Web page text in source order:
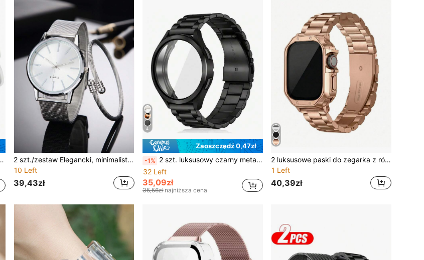
2 szt./zestaw Elegancki, minimalistyczny damski zegarek z pasującą skręconą srebrną bransoletą, modny srebrny damski zegarek kwarcowy z prostą tarczą, luksusowy zegarek na co dzień z siateczkowym paskiem, szykowny damski zegarek kwarcowy do noszenia na co dzień, uniwersalny srebrny zegarek na rękę i bransoleta, nowoczesny, elegancki damski zegarek kwarcowy
10 Left
39,43zł
4
Zaoszczędź 0,47zł
-1% 2 szt. luksusowy czarny metalowy pasek z łańcuszka ze stali nierdzewnej i twarda obudowa PC, wbudowana hartowana szklana ochrona ekranu, kompatybilny z Galaxy Watch 7/6/5/4 (40mm/44mm)
32 Left
35,09zł
35,56zł najniższa cena
2 luksusowe paski do zegarka z różowego złota z 3 koralikami i etui ochronne z TPU, kompatybilne z 38 mm, 40 mm, 41 mm, 42 mm, 44 mm, 45 mm i 49 mm, kompatybilne z Series 9/8/7/SE/3/6/5/4/3/2/1/Ultra/3/2/1, modny pasek do smartwatcha, pasek zamienny do noszenia w pracy i na co dzień, akcesoria do zegarków, prezent świąteczny, urodzinowy dla przyjaciół i rodziny
1 Left
40,39zł